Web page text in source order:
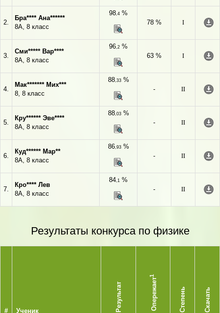
2.
Бра**** Ана******
8А, 8 класс
98,4 %
78 %
I
3.
Сми***** Вар****
8А, 8 класс
96,2 %
63 %
I
4.
Мак******* Мих***
8, 8 класс
88,33%
-
II
5.
Кру****** Эве****
8А, 8 класс
88,03%
-
II
6.
Куд****** Мар**
8А, 8 класс
86,93%
-
II
7.
Кро**** Лев
8А, 8 класс
84,1 %
-
II
Результаты конкурса по физике
# Ученик Результат Опережает
1
Степень Скачать